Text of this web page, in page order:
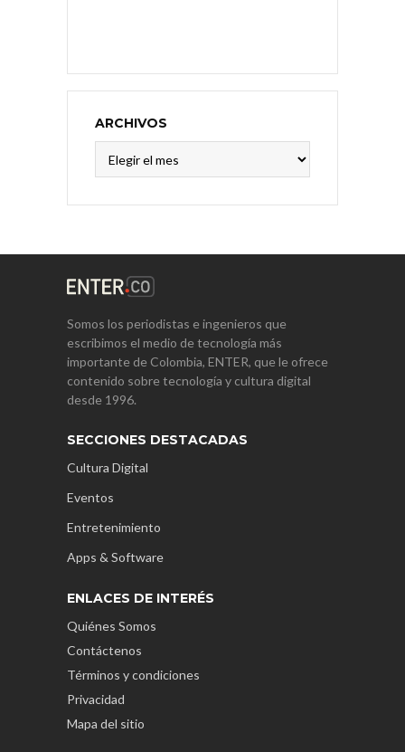
ARCHIVOS
Somos los periodistas e ingenieros que
escribimos el medio de tecnología más
importante de Colombia, ENTER, que le ofrece
contenido sobre tecnología y cultura digital
desde 1996.
SECCIONES DESTACADAS
Cultura Digital
Eventos
Entretenimiento
Apps & Software
ENLACES DE INTERÉS
Quiénes Somos
Contáctenos
Términos y condiciones
Privacidad
Mapa del sitio